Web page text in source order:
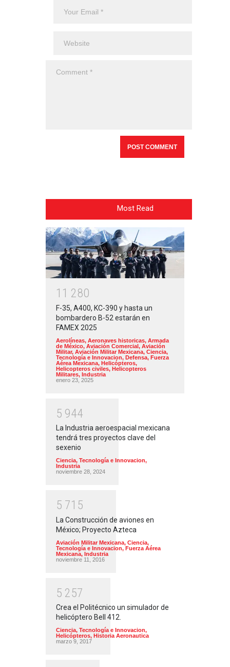
Most Read
1 1 280
F-35, A400, KC-390 y hasta un
bombardero B-52 estarán en
FAMEX 2025
Aerolíneas, Aeronaves historicas, Armada
de México, Aviación Comercial, Aviación
Militar, Aviación Militar Mexicana, Ciencia,
Tecnología e Innovacion, Defensa, Fuerza
Aérea Mexicana, Helicópteros,
Helicopteros civiles, Helicopteros
Militares, Industria
enero 23, 2025
5 944
La Industria aeroespacial mexicana
tendrá tres proyectos clave del
sexenio
Ciencia, Tecnología e Innovacion,
Industria
noviembre 28, 2024
5 71 5
La Construcción de aviones en
México; Proyecto Azteca
Aviación Militar Mexicana, Ciencia,
Tecnología e Innovacion, Fuerza Aérea
Mexicana, Industria
noviembre 11, 2016
5 257
Crea el Politécnico un simulador de
helicóptero Bell 412.
Ciencia, Tecnología e Innovacion,
Helicópteros, Historia Aeronautica
marzo 9, 2017